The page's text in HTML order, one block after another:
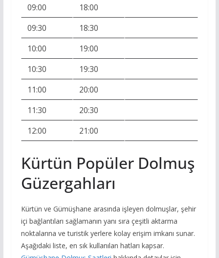
09:00
18:00
09:30
18:30
10:00
19:00
10:30
19:30
11:00
20:00
11:30
20:30
12:00
21:00
Kürtün Popüler Dolmuş
Güzergahları
Kürtün ve Gümüşhane arasında işleyen dolmuşlar, şehir
içi bağlantıları sağlamanın yanı sıra çeşitli aktarma
noktalarına ve turistik yerlere kolay erişim imkanı sunar.
Aşağıdaki liste, en sık kullanılan hatları kapsar.